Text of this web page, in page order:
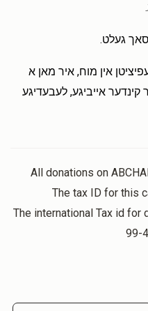
געלט.
אין מוח, איר מאן א
קינדער אייביגע, לעבעדיגע
All donations on
The tax ID for this
The international Tax id for
99-